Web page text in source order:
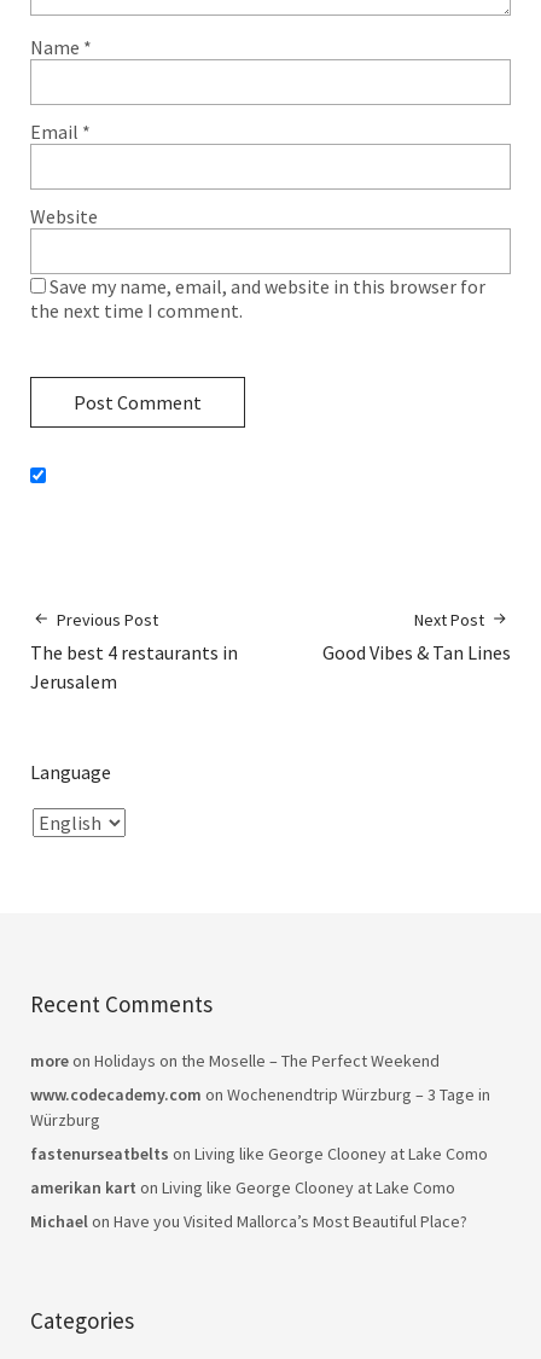
Name *
Email *
Website
Save my name, email, and website in this browser for
the next time I comment.
Previous Post
The best 4 restaurants in
Jerusalem
Next Post
Good Vibes & Tan Lines
Language
Recent Comments
moreon Holidays on the Moselle – The Perfect Weekend
www.codecademy.com on Wochenendtrip Würzburg – 3 Tage in
Würzburg
fastenurseatbelts on Living like George Clooney at Lake Como
amerikan kart on Living like George Clooney at Lake Como
Michaelon Have you Visited Mallorca’s Most Beautiful Place?
Categories